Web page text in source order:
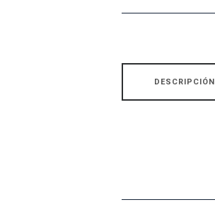
DESCRIPCIÓN